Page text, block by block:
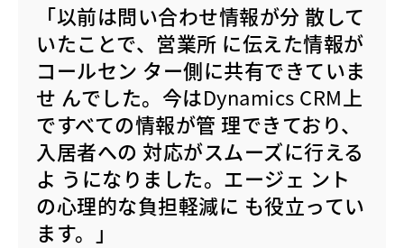
「以前は問い合わせ情報が分 散して
いたことで、営業所 に伝えた情報が
コールセン ター側に共有できていま
せ んでした。今はDynamics CRM上
ですべての情報が管 理できており、
入居者への 対応がスムーズに行える
よ うになりました。エージェ ント
の心理的な負担軽減に も役立ってい
ます。」